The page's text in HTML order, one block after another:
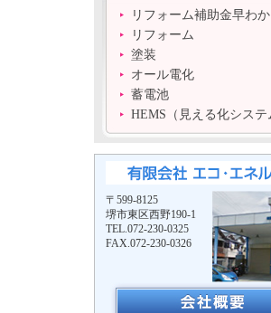
リフォーム補助金早わ
リフォーム
塗装
オール電化
蓄電池
HEMS（見える化システ
〒599-8125
堺市東区西野190-1
TEL.072-230-0325
FAX.072-230-0326